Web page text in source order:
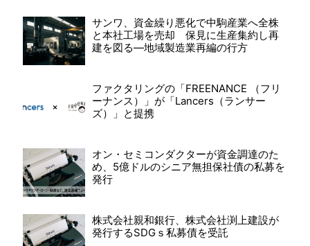
サンワ、資金繰り悪化で中駒産業へ全株
と本社工場を売却 保見に生産集約し再
建を図る―地域製造業再編の行方
ファクタリングの「FREENANCE （フリ
ーナンス）」が「Lancers（ランサー
ズ）」と提携
オン・セミコンダクターが資金調達のた
め、5億ドルのシニア無担保社債の私募を
発行
株式会社親和銀行、株式会社渕上建設が
発行するSDGｓ私募債を受託